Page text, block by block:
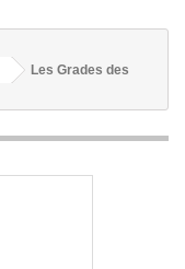
Les Grades des